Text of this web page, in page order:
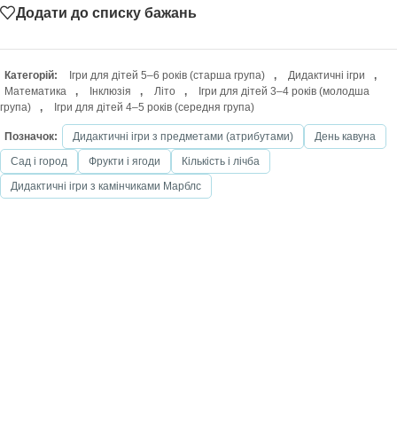
Додати до списку бажань
Категорій: Ігри для дітей 5–6 років (старша група) , Дидактичні ігри
,
Математика
, Інклюзія , Літо ,
Ігри для дітей 3–4 років (молодша
група)
, Ігри для дітей 4–5 років (середня група)
Позначок: Дидактичні ігри з предметами (атрибутами)
День кавуна
Сад і город
Фрукти і ягоди
Кількість і лічба
Дидактичні ігри з камінчиками Марблс